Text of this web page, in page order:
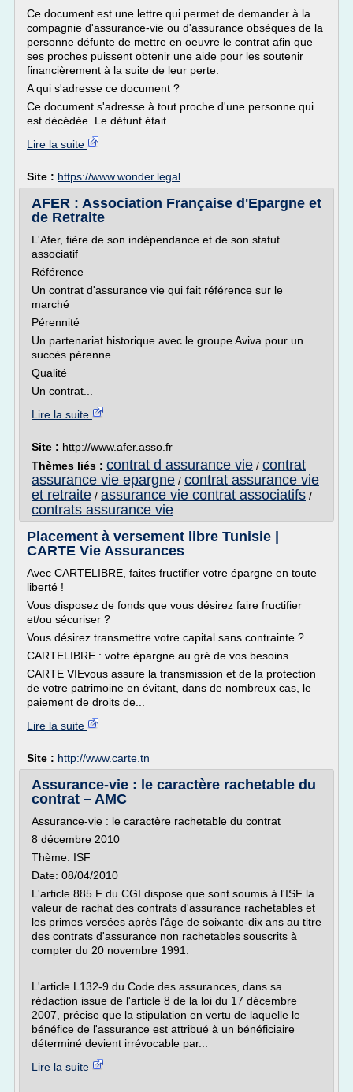
Ce document est une lettre qui permet de demander à la
compagnie d'assurance-vie ou d'assurance obsèques de la
personne défunte de mettre en oeuvre le contrat afin que
ses proches puissent obtenir une aide pour les soutenir
financièrement à la suite de leur perte.
A qui s'adresse ce document ?
Ce document s'adresse à tout proche d'une personne qui
est décédée. Le défunt était...
Lire la suite
Site : https://www.wonder.legal
AFER : Association Française d'Epargne et
de Retraite
L'Afer, fière de son indépendance et de son statut
associatif
Référence
Un contrat d'assurance vie qui fait référence sur le
marché
Pérennité
Un partenariat historique avec le groupe Aviva pour un
succès pérenne
Qualité
Un contrat...
Lire la suite
Site : http://www.afer.asso.fr
Thèmes liés : contrat d assurance vie / contrat
assurance vie epargne / contrat assurance vie
et retraite / assurance vie contrat associatifs /
contrats assurance vie
Placement à versement libre Tunisie |
CARTE Vie Assurances
Avec CARTELIBRE, faites fructifier votre épargne en toute
liberté !
Vous disposez de fonds que vous désirez faire fructifier
et/ou sécuriser ?
Vous désirez transmettre votre capital sans contrainte ?
CARTELIBRE : votre épargne au gré de vos besoins.
CARTE VIEvous assure la transmission et de la protection
de votre patrimoine en évitant, dans de nombreux cas, le
paiement de droits de...
Lire la suite
Site : http://www.carte.tn
Assurance-vie : le caractère rachetable du
contrat – AMC
Assurance-vie : le caractère rachetable du contrat
8 décembre 2010
Thème: ISF
Date: 08/04/2010
L'article 885 F du CGI dispose que sont soumis à l'ISF la
valeur de rachat des contrats d'assurance rachetables et
les primes versées après l'âge de soixante-dix ans au titre
des contrats d'assurance non rachetables souscrits à
compter du 20 novembre 1991.
L'article L132-9 du Code des assurances, dans sa
rédaction issue de l'article 8 de la loi du 17 décembre
2007, précise que la stipulation en vertu de laquelle le
bénéfice de l'assurance est attribué à un bénéficiaire
déterminé devient irrévocable par...
Lire la suite